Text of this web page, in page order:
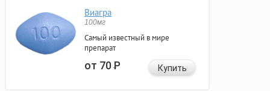
Виагра
100мг
Самый известный в мире
препарат
от 70Р Купить